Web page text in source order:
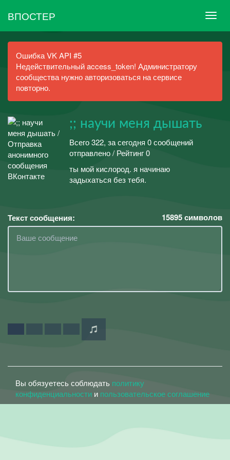
ВПОСТЕР
Ошибка VK API #5
Недействительный access_token! Администратору
сообщества нужно авторизоваться на сервисе
повторно.
;; научи меня дышать
Всего 322, за сегодня 0 сообщений
отправлено / Рейтинг 0
ты мой кислород. я начинаю
задыхаться без тебя.
Текст сообщения: 15895символов
Вы обязуетесь соблюдать политику
конфиденциальности и пользовательское соглашение